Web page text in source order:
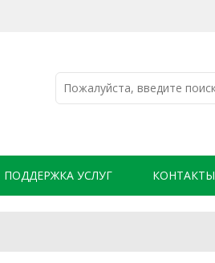
ПОДДЕРЖКА УСЛУГ КОНТАКТЫ